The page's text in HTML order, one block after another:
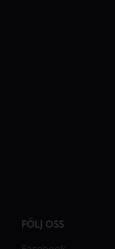
FÖLJ OSS